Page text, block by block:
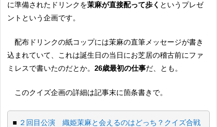
に準備されたドリンクを茉麻が直接配って歩く というプレゼ
ントという企画です。
配布ドリンクの紙コップには茉麻の直筆メッセージが書き
込まれていて、これは誕生日の当日にお芝居の稽古前にファ
ミレスで書いたのだとか。 26歳最初の仕事だ、とも。
このクイズ企画の詳細は記事末に箇条書きで。
■ ２回目公演 織姫茉麻と会えるのはどっち？クイズ合戦